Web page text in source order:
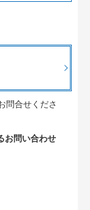
問合せくださ
お問い合わせ